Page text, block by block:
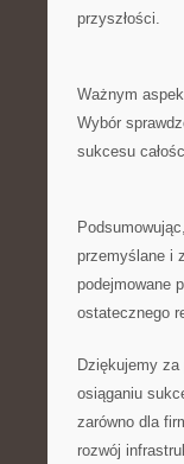
przyszłości.
Ważnym
Wybór
sukcesu
przemyślane i
podejmowane
ostatecznego
Dziękujemy
osiąganiu
zarówno dla
rozwój